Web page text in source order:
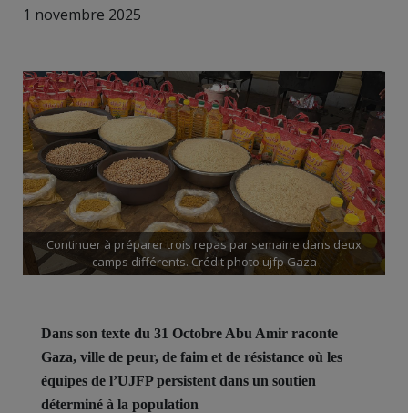
1 novembre 2025
Continuer à préparer trois repas par semaine dans deux
camps différents. Crédit photo ujfp Gaza
Dans son texte du 31 Octobre Abu Amir raconte
Gaza, ville de peur, de faim et de résistance où les
équipes de l’UJFP persistent dans un soutien
déterminé à la population